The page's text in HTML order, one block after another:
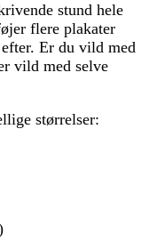
stund hele
flere plakater
Er du vild med
vild med selve
størrelser: